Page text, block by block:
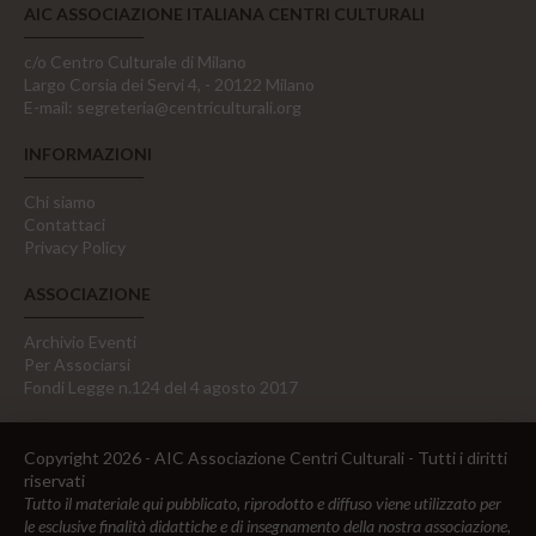
AIC ASSOCIAZIONE ITALIANA CENTRI CULTURALI
c/o Centro Culturale di Milano
Largo Corsia dei Servi 4, - 20122 Milano
E-mail: segreteria@centriculturali.org
INFORMAZIONI
Chi siamo
Contattaci
Privacy Policy
ASSOCIAZIONE
Archivio Eventi
Per Associarsi
Fondi Legge n.124 del 4 agosto 2017
Copyright 2026 - AIC Associazione Centri Culturali - Tutti i diritti
riservati
Tutto il materiale qui pubblicato, riprodotto e diffuso viene utilizzato per
le esclusive finalità didattiche e di insegnamento della nostra associazione,